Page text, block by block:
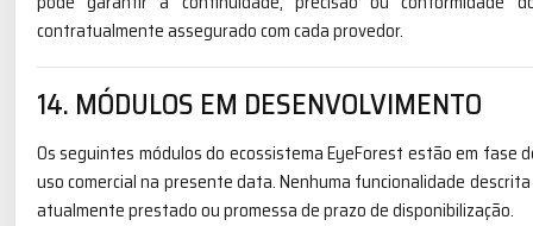
contratualmente assegurado com cada provedor.
14. MÓDULOS EM DESENVOLVIMENTO
Os seguintes módulos do ecossistema EyeForest estão em fase
uso comercial na presente data. Nenhuma funcionalidade
atualmente prestado ou promessa de prazo de disponibilização.